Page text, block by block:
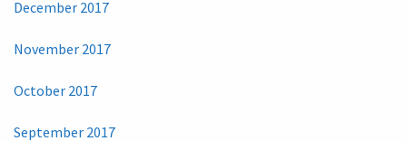
December 2017
November 2017
October 2017
September 2017